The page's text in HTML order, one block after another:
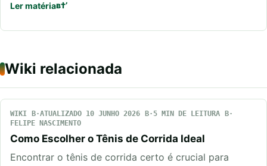
Ler matéria
Wiki relacionada
WIKI ATUALIZADO 10 JUNHO 2026
5 MIN DE LEITURA
FELIPE NASCIMENTO
Como Escolher o Tênis de Corrida Ideal
Encontrar o tênis de corrida certo é crucial para